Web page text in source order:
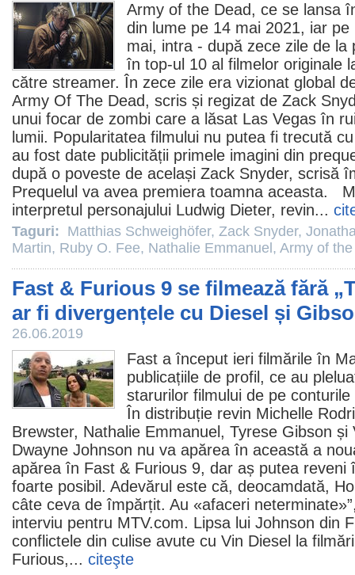
Army of the Dead, ce se lansa
din lume pe 14 mai 2021, iar
mai, intra - după zece zile de la
în top-ul 10 al filmelor originale
către streamer. În zece zile era vizionat global
Army Of The Dead, scris și regizat de Zack
unui focar de zombi care a lăsat Las Vegas în
lumii. Popularitatea filmului nu putea fi trecută
au fost date publicității primele imagini din
după o poveste de același Zack Snyder, scrisă
Prequelul va avea premiera toamna aceasta.
interpretul personajului Ludwig Dieter, revin...
Taguri: Matthias Schweighöfer, Zack Snyder,
Martin, Ruby O. Fee, Nathalie Emmanuel , Army of
Fast & Furious 9 se filmează fără
ar fi divergențele cu Diesel și
26.06.2019
Fast a început ieri filmările în
publicațiile de profil, ce au
starurilor filmului de pe
În distribuție revin Michelle
Brewster, Nathalie Emmanuel , Tyrese Gibson și
Dwayne Johnson nu va apărea în această a
apărea în Fast & Furious 9, dar aș putea
foarte posibil. Adevărul este că, deocamdată,
câte ceva de împărțit. Au «afaceri
interviu pentru MTV.com. Lipsa lui Johnson din
conflictele din culise avute cu Vin Diesel la
Furious,... citeşte